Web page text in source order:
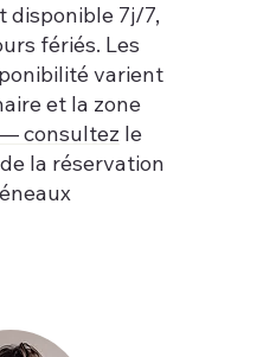
disponible 7j/7,
fériés. Les
varient
et la zone
consultez le
la réservation